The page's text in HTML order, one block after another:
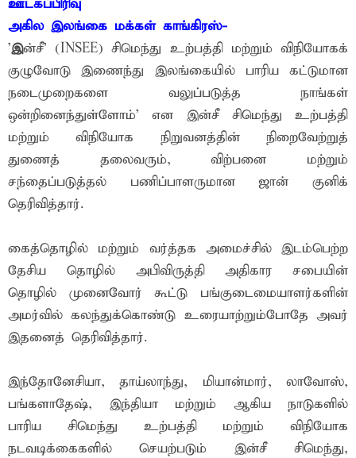
ஊடகப்பிரிவு
அகில இலங்கை மக்கள் காங்கிரஸ்-
'இன்சீ’ (INSEE) சிமெந்து உற்பத்தி மற்றும் விநியோகக்
குழுவோடு இணைந்து இலங்கையில் பாரிய கட்டுமான
நடைமுறைகளை வலுப்படுத்த நாங்கள்
ஒன்றினைந்துள்ளோம்' என இன்சீ சிமெந்து உற்பத்தி
மற்றும் விநியோக நிறுவனத்தின் நிறைவேற்றுத்
துணைத் தலைவரும், விற்பனை மற்றும்
சந்தைப்படுத்தல் பணிப்பாளருமான ஜான் குனிக்
தெரிவித்தார்.
கைத்தொழில் மற்றும் வர்த்தக அமைச்சில் இடம்பெற்ற
தேசிய தொழில் அபிவிருத்தி அதிகார சபையின்
தொழில் முனைவோர் கூட்டு பங்குடைமையாளர்களின்
அமர்வில் கலந்துக்கொண்டு உரையாற்றும்போதே அவர்
இதனைத் தெரிவித்தார்.
இந்தோனேசியா, தாய்லாந்து, மியான்மார், லாவோஸ்,
பங்களாதேஷ், இந்தியா மற்றும் ஆகிய நாடுகளில்
பாரிய சிமெந்து உற்பத்தி மற்றும் விநியோக
நடவடிக்கைகளில் செயற்படும் இன்சீ சிமெந்து,